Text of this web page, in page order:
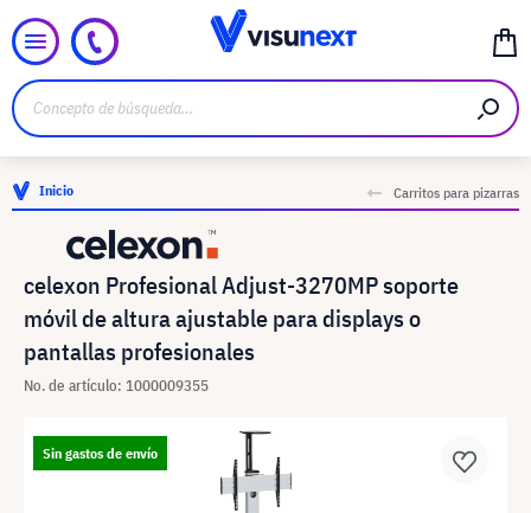
Inicio Carritos para pizarras
celexon Profesional Adjust-3270MP soporte
móvil de altura ajustable para displays o
pantallas profesionales
No. de artículo: 1000009355
Sin gastos de envío